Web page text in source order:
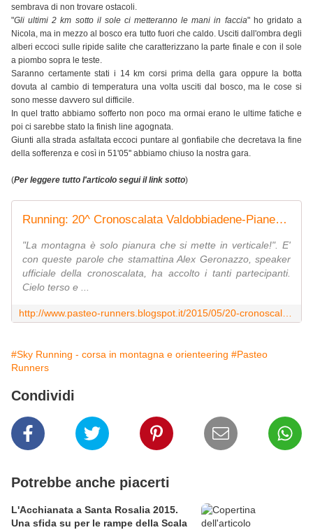
sembrava di non trovare ostacoli.
"Gli ultimi 2 km sotto il sole ci metteranno le mani in faccia" ho gridato a
Nicola, ma in mezzo al bosco era tutto fuori che caldo. Usciti dall'ombra degli
alberi eccoci sulle ripide salite che caratterizzano la parte finale e con il sole
a piombo sopra le teste.
Saranno certamente stati i 14 km corsi prima della gara oppure la botta
dovuta al cambio di temperatura una volta usciti dal bosco, ma le cose si
sono messe davvero sul difficile.
In quel tratto abbiamo sofferto non poco ma ormai erano le ultime fatiche e
poi ci sarebbe stato la finish line agognata.
Giunti alla strada asfaltata eccoci puntare al gonfiabile che decretava la fine
della sofferenza e così in 51'05'' abbiamo chiuso la nostra gara.
(Per leggere tutto l'articolo segui il link sotto)
Running: 20^ Cronoscalata Valdobbiadene-Pianezze
"La montagna è solo pianura che si mette in verticale!". E'
con queste parole che stamattina Alex Geronazzo, speaker
ufficiale della cronoscalata, ha accolto i tanti partecipanti.
Cielo terso e ...
#Sky Running - corsa in montagna e orienteering #Pasteo
Runners
Condividi
Potrebbe anche piacerti
L'Acchianata a Santa Rosalia 2015.
Una sfida su per le rampe della Scala